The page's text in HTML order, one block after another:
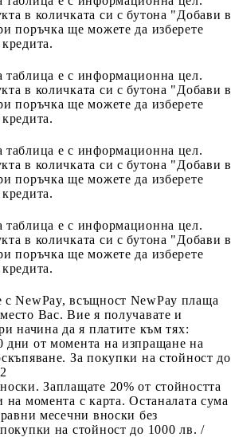
в количката си с бутона "Добави в
поръчка ще можете да изберете
таблица е с информационна цел.
в количката си с бутона "Добави в
поръчка ще можете да изберете
таблица е с информационна цел.
в количката си с бутона "Добави в
поръчка ще можете да изберете
таблица е с информационна цел.
в количката си с бутона "Добави в
поръчка ще можете да изберете
с NewPay, всъщност NewPay плаща
Вас. Вие я получавате и
начина да я платите към тях:
дни от момента на изпращане на
За покупки на стойност до
Заплащате 20% от стойността
на момента с карта. Останалата сума
месечни вноски без
на стойност до 1000 лв. /